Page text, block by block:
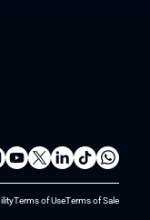
Terms of UseTerms of Sale